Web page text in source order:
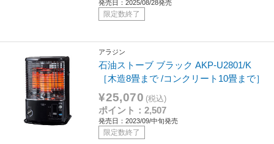
発売日：2025/08/28発売
限定数終了
アラジン
石油ストーブ ブラック AKP-U2801/K
［木造8畳まで /コンクリート10畳まで］
¥25,070 (税込)
ポイント：2,507
発売日：2023/09/中旬発売
限定数終了